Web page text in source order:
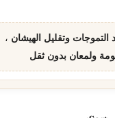
وتقليل الهيشان
ولمعان بدون ثقل